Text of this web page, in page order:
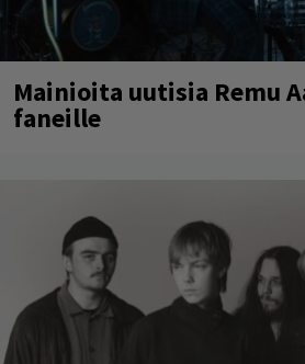
Mainioita uutisia Remu
faneille